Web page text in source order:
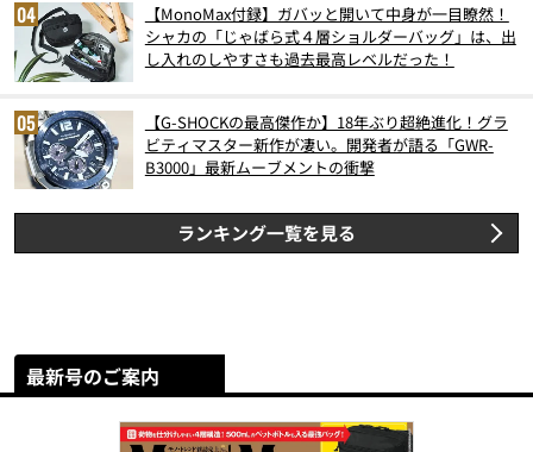
【MonoMax付録】ガバッと開いて中身が一目瞭然！
シャカの「じゃばら式４層ショルダーバッグ」は、出
し入れのしやすさも過去最高レベルだった！
【G-SHOCKの最高傑作か】18年ぶり超絶進化！グラ
ビティマスター新作が凄い。開発者が語る「GWR-
B3000」最新ムーブメントの衝撃
ランキング一覧を見る
最新号のご案内